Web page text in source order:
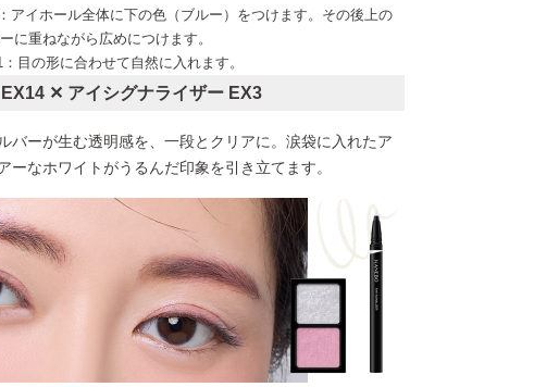
アイホール全体に下の色（ブルー）をつけます。その後上の
に重ねながら広めにつけます。
目の形に合わせて自然に入れます。
✕ アイシグナライザー EX3
バーが生む透明感を、一段とクリアに。涙袋に入れたア
ーなホワイトがうるんだ印象を引き立てます。